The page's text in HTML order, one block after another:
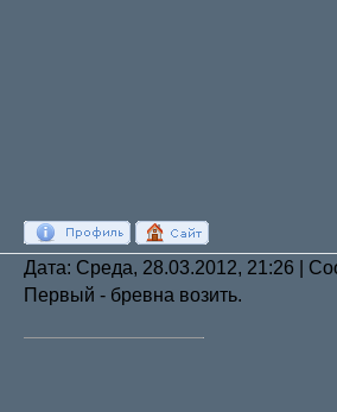
Дата: Среда, 28.03.2012, 21:26 |
Первый - бревна возить.